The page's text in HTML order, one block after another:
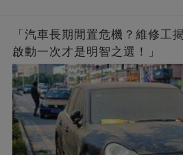
「汽車長期閒置危機？維修工
啟動一次才是明智之選！」